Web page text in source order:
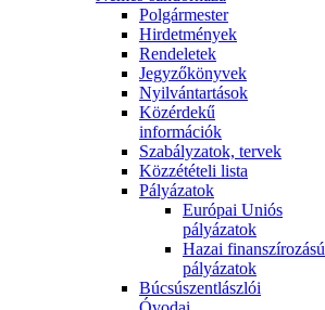
Polgármester
Hirdetmények
Rendeletek
Jegyzőkönyvek
Nyilvántartások
Közérdekű
információk
Szabályzatok, tervek
Közzétételi lista
Pályázatok
Európai Uniós
pályázatok
Hazai finanszírozású
pályázatok
Búcsúszentlászlói